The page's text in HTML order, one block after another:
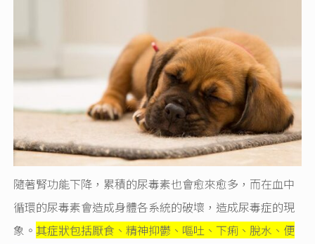
隨著腎功能下降，累積的尿毒素也會愈來愈多，而在血中
循環的尿毒素會造成身體各系統的破壞，造成尿毒症的現
象。其症狀包括厭食、精神抑鬱、嘔吐、下痢、脫水、便